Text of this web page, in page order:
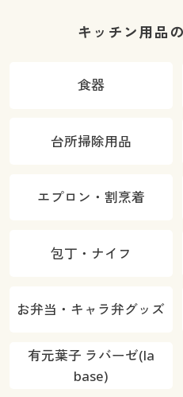
キッチン用品
食器
台所掃除用品
エプロン・割烹着
包丁・ナイフ
お弁当・キャラ弁グッズ
有元葉子 ラバーゼ(la
base)